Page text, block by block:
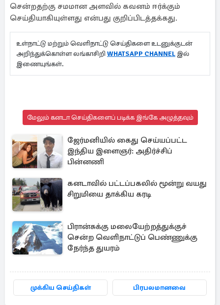
சென்றதற்கு சமமான அளவில் கவனம் ஈர்க்கும்
செய்தியாகியுள்ளது என்பது குறிப்பிடத்தக்கது.
உள்நாட்டு மற்றும் வெளிநாட்டு செய்திகளை உடனுக்குடன்
அறிந்துக்கொள்ள லங்காசிறி WHATSAPP CHANNEL இல்
இணையுங்கள்.
மேலும் கனடா செய்திகளைப் படிக்க இங்கே அழுத்தவும்
ஜேர்மனியில் கைது செய்யப்பட்ட
இந்திய இளைஞர்: அதிர்ச்சிப்
பின்னணி
கனடாவில் பட்டப்பகலில் மூன்று வயது
சிறுமியை தாக்கிய கரடி
பிரான்சுக்கு மலையேற்றத்துக்குச்
சென்ற வெளிநாட்டுப் பெண்ணுக்கு
நேர்ந்த துயரம்
முக்கிய செய்திகள் பிரபலமானவை